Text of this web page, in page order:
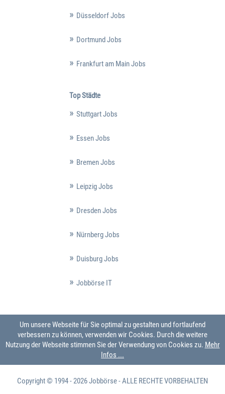
Düsseldorf Jobs
Dortmund Jobs
Frankfurt am Main Jobs
Top Städte
Stuttgart Jobs
Essen Jobs
Bremen Jobs
Leipzig Jobs
Dresden Jobs
Nürnberg Jobs
Duisburg Jobs
Jobbörse IT
Um unsere Webseite für Sie optimal zu gestalten und fortlaufend
verbessern zu können, verwenden wir Cookies. Durch die weitere
Nutzung der Webseite stimmen Sie der Verwendung von Cookies zu. Mehr
Infos ...
Copyright © 1994 - 2026Jobbörse- ALLE RECHTE VORBEHALTEN